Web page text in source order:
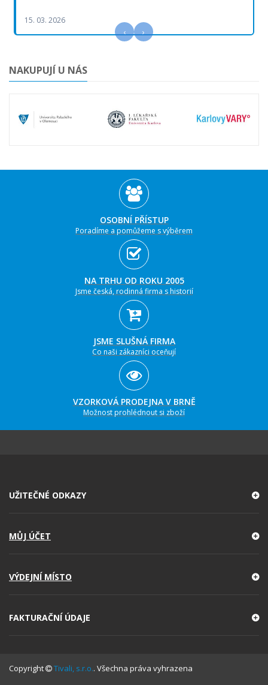
15. 03. 2026
‹ ›
NAKUPUJÍ U NÁS
OSOBNÍ PŘÍSTUP
Poradíme a pomůžeme s výběrem
NA TRHU OD ROKU 2005
Jsme česká, rodinná firma s historií
JSME SLUŠNÁ FIRMA
Co naši zákazníci oceňují
VZORKOVÁ PRODEJNA V BRNĚ
Možnost prohlédnout si zboží
UŽITEČNÉ ODKAZY
MŮJ ÚČET
VÝDEJNÍ MÍSTO
FAKTURAČNÍ ÚDAJE
Copyright Tivali, s.r.o.. Všechna práva vyhrazena